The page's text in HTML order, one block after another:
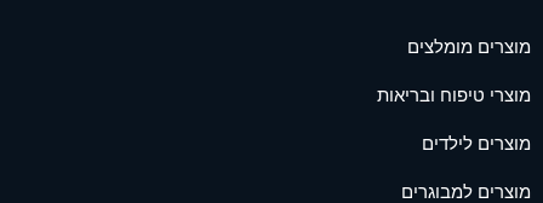
מוצרים מומלצים
מוצרי טיפוח ובריאות
מוצרים לילדים
מוצרים למבוגרים